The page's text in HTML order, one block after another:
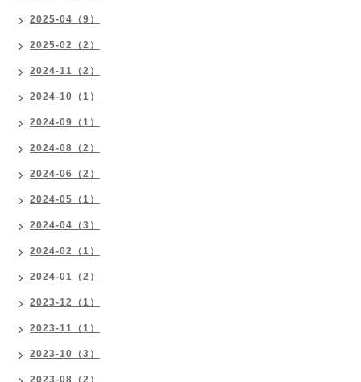
2025-04（9）
2025-02（2）
2024-11（2）
2024-10（1）
2024-09（1）
2024-08（2）
2024-06（2）
2024-05（1）
2024-04（3）
2024-02（1）
2024-01（2）
2023-12（1）
2023-11（1）
2023-10（3）
2023-08（2）